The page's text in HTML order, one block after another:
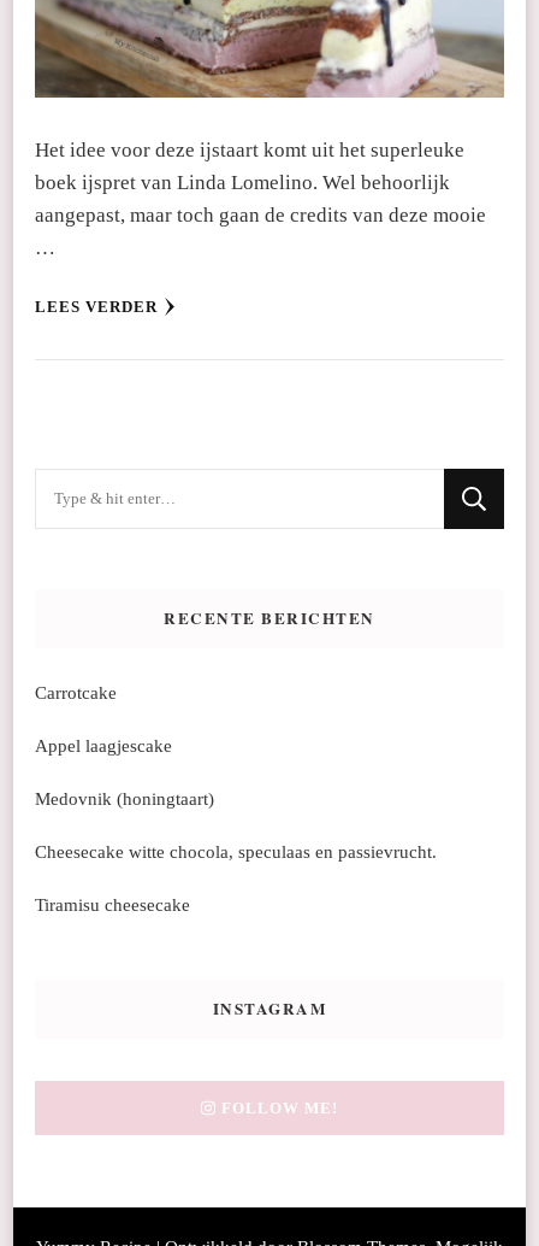
Het idee voor deze ijstaart komt uit het superleuke
boek ijspret van Linda Lomelino. Wel behoorlijk
aangepast, maar toch gaan de credits van deze mooie
…
LEES VERDER
RECENTE BERICHTEN
Carrotcake
Appel laagjescake
Medovnik (honingtaart)
Cheesecake witte chocola, speculaas en passievrucht.
Tiramisu cheesecake
INSTAGRAM
FOLLOW ME!